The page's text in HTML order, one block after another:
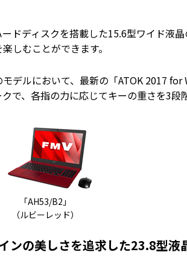
ドディスクを搭載した15.6型ワイド液
しむことができます。
モデルにおいて、最新の「ATOK 2017
で、各指の力に応じてキーの重さを3段
「AH53/B2」
（ルビーレッド）
ンの美しさを追求した23.8型液